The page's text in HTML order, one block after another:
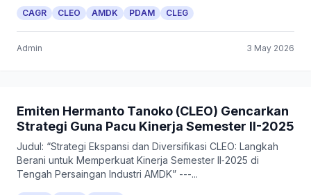
CAGR CLEO AMDK PDAM CLEG
Admin 3 May 2026
Emiten Hermanto Tanoko (CLEO) Gencarkan
Strategi Guna Pacu Kinerja Semester II-2025
Judul: “Strategi Ekspansi dan Diversifikasi CLEO: Langkah
Berani untuk Memperkuat Kinerja Semester II‑2025 di
Tengah Persaingan Industri AMDK” ---...